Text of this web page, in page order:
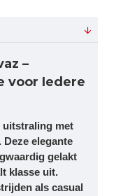
–
voor Iedere
uitstraling met
Deze elegante
gelakt
klasse uit.
als casual